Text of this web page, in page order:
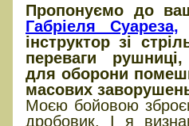
Пропонуємо до
Габріеля Суареза,
інструктор зі
переваги
для оборони
масових
Моєю бойовою
дробовик. І я